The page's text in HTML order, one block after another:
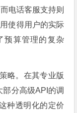
电话客服支持则
使得用户的实际
预算管理的复杂
略。在其专业版
分高级API的调
种透明化的定价